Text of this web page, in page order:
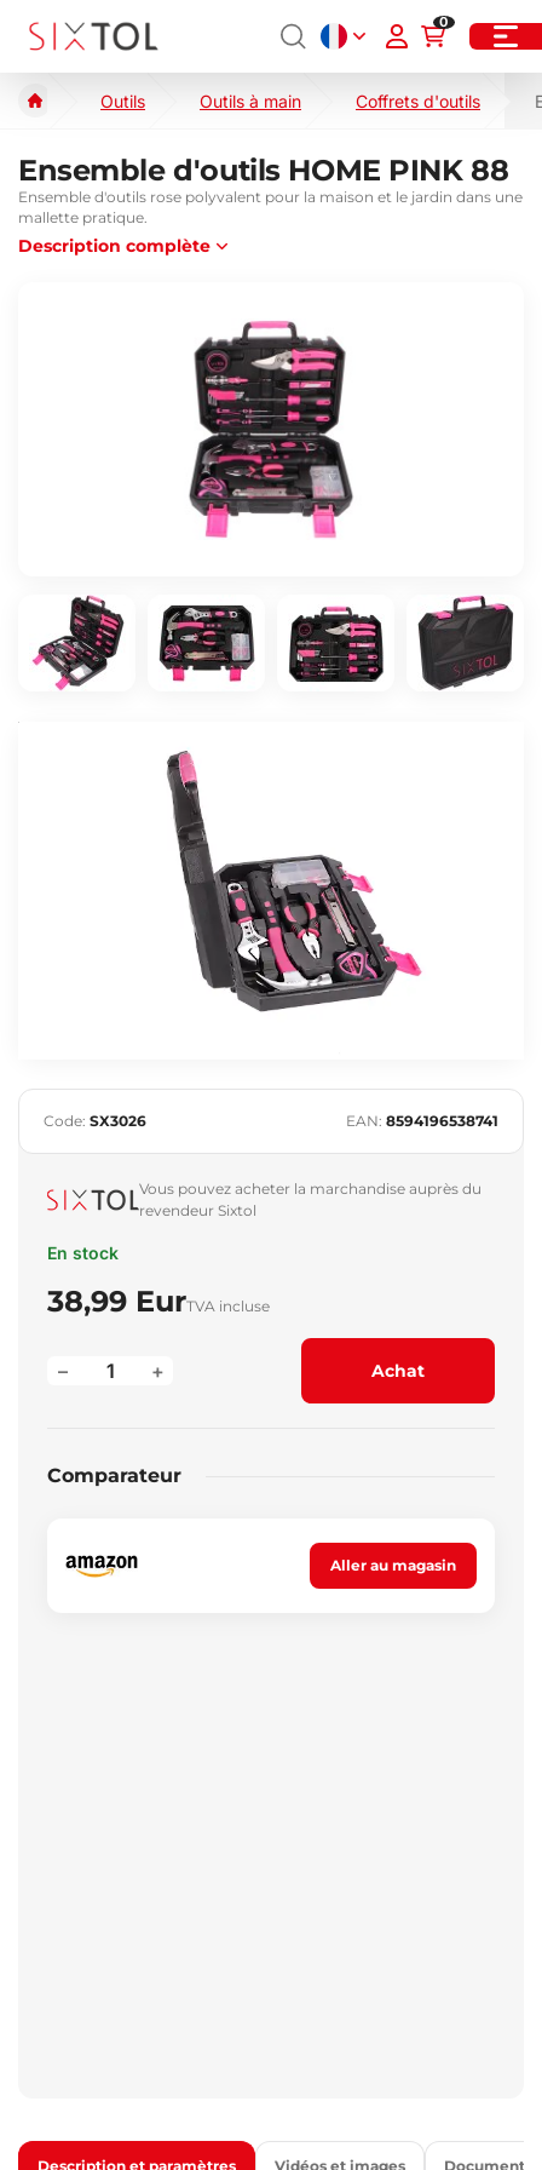
0
Outils Outils à main Coffrets d'outils
Ensemble d'outils HOME PINK 88
Ensemble d'outils rose polyvalent pour la maison et le jardin dans une
mallette pratique.
Description complète
Code: SX3026 EAN: 8594196538741
Vous pouvez acheter la marchandise auprès du
revendeur Sixtol
En stock
38,99 EurTVA incluse
+
– Achat
Comparateur
Aller au magasin
Description et paramètres Vidéos et images Documents